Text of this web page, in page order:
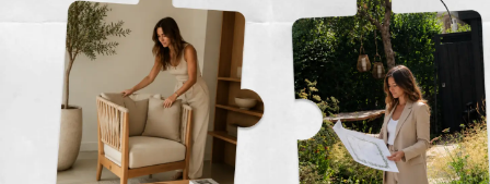
Anterior Clase
Clase 14